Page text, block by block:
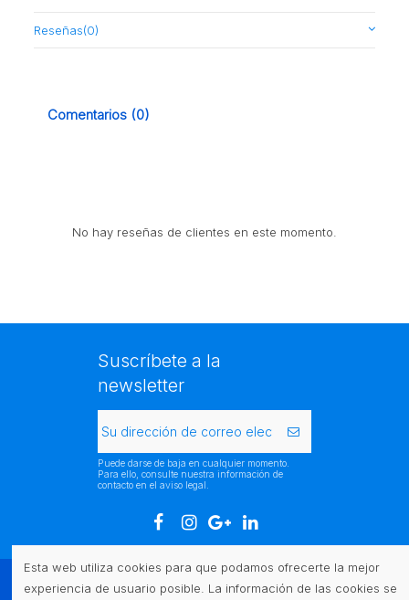
Reseñas(0)
Comentarios (0)
No hay reseñas de clientes en este momento.
Suscríbete a la
newsletter
Puede darse de baja en cualquier momento.
Para ello, consulte nuestra información de
contacto en el aviso legal.
Atención al cliente
Esta web utiliza cookies para que podamos ofrecerte la mejor
experiencia de usuario posible. La información de las cookies se